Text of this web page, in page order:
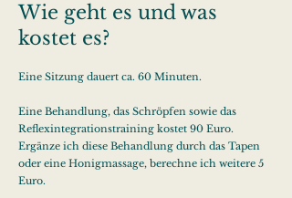
Wie geht es und was
kostet es?
Eine Sitzung dauert ca. 60 Minuten.
Eine Behandlung, das Schröpfen sowie das
Reflexintegrationstraining kostet 90 Euro.
Ergänze ich diese Behandlung durch das Tapen
oder eine Honigmassage, berechne ich weitere 5
Euro.